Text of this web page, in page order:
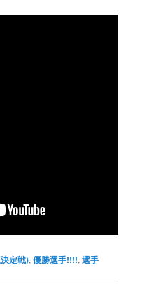
定戦),優勝選手!!!!,選手